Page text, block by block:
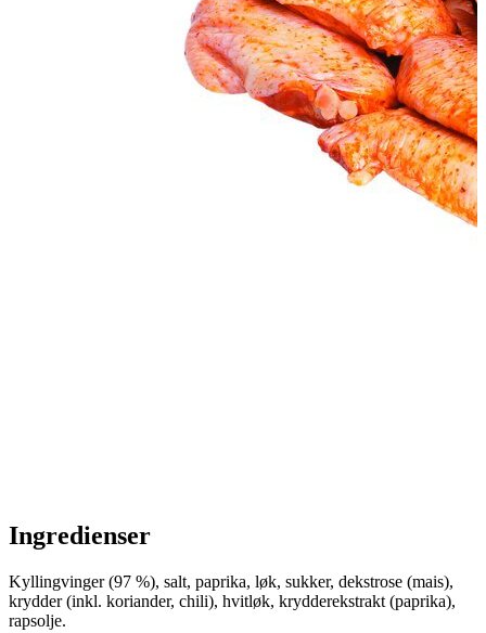
Ingredienser
Kyllingvinger (97 %), salt, paprika, løk, sukker, dekstrose (mais),
krydder (inkl. koriander, chili), hvitløk, krydderekstrakt (paprika),
rapsolje.